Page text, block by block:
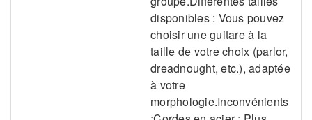
disponibles : Vous pouvez
choisir une guitare à la
taille de votre choix (parlor,
dreadnought, etc.), adaptée
à votre
morphologie.Inconvénients